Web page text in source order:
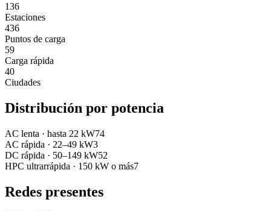
136
Estaciones
436
Puntos de carga
59
Carga rápida
40
Ciudades
Distribución por potencia
AC lenta · hasta 22 kW74
AC rápida · 22–49 kW3
DC rápida · 50–149 kW52
HPC ultrarrápida · 150 kW o más7
Redes presentes